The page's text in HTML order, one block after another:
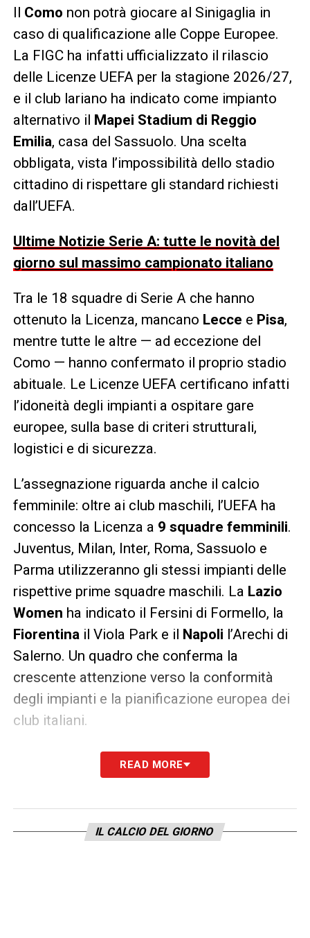
Il Como non potrà giocare al Sinigaglia in
caso di qualificazione alle Coppe Europee.
La FIGC ha infatti ufficializzato il rilascio
delle Licenze UEFA per la stagione 2026/27,
e il club lariano ha indicato come impianto
alternativo il Mapei Stadium di Reggio
Emilia, casa del Sassuolo. Una scelta
obbligata, vista l’impossibilità dello stadio
cittadino di rispettare gli standard richiesti
dall’UEFA.
Ultime Notizie Serie A: tutte le novità del
giorno sul massimo campionato italiano
Tra le 18 squadre di Serie A che hanno
ottenuto la Licenza, mancano Lecce e Pisa,
mentre tutte le altre — ad eccezione del
Como — hanno confermato il proprio stadio
abituale. Le Licenze UEFA certificano infatti
l’idoneità degli impianti a ospitare gare
europee, sulla base di criteri strutturali,
logistici e di sicurezza.
L’assegnazione riguarda anche il calcio
femminile: oltre ai club maschili, l’UEFA ha
concesso la Licenza a 9 squadre femminili.
Juventus, Milan, Inter, Roma, Sassuolo e
Parma utilizzeranno gli stessi impianti delle
rispettive prime squadre maschili. La Lazio
Women ha indicato il Fersini di Formello, la
Fiorentina il Viola Park e il Napoli l’Arechi di
Salerno. Un quadro che conferma la
crescente attenzione verso la conformità
degli impianti e la pianificazione europea dei
club italiani.
LA PLAYLIST DELLE NOSTRE TOP NEWS
READ MORE
IL CALCIO DEL GIORNO